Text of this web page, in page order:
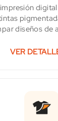
diseños de
VER